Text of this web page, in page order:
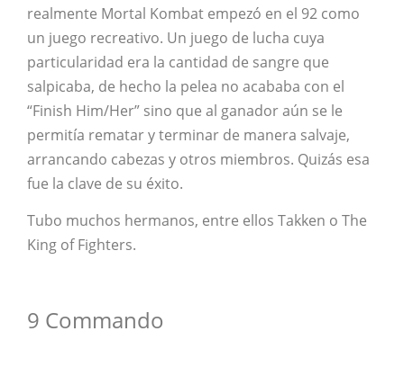
realmente Mortal Kombat empezó en el 92 como
un juego recreativo. Un juego de lucha cuya
particularidad era la cantidad de sangre que
salpicaba, de hecho la pelea no acababa con el
“Finish Him/Her” sino que al ganador aún se le
permitía rematar y terminar de manera salvaje,
arrancando cabezas y otros miembros. Quizás esa
fue la clave de su éxito.
Tubo muchos hermanos, entre ellos Takken o The
King of Fighters.
9 Commando